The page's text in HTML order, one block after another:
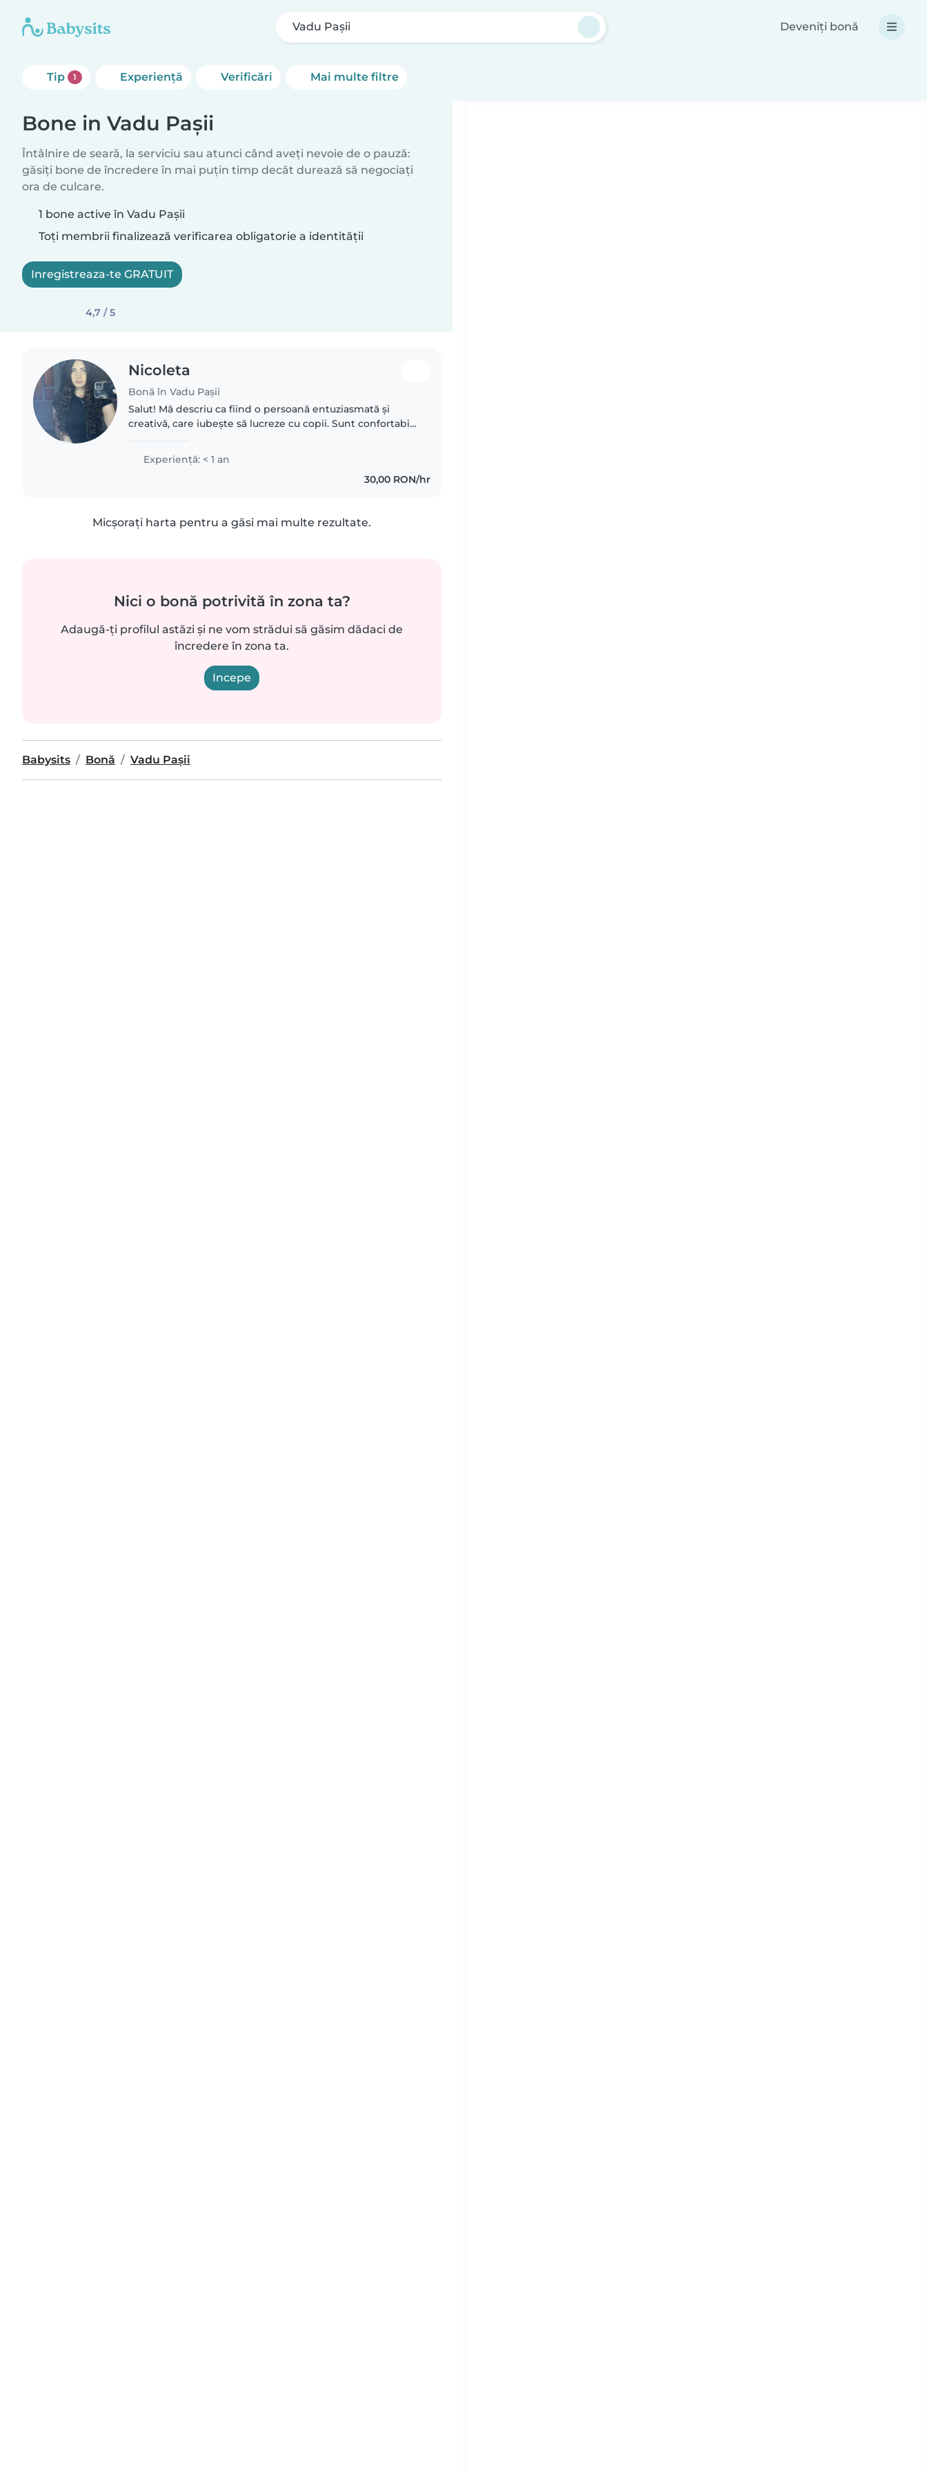
Vadu Paşii Deveniți bonă
Tip 1 Experienţă Verificări Mai multe filtre
Bone in Vadu Paşii
Întâlnire de seară, la serviciu sau atunci când aveți nevoie de o pauză:
găsiți bone de încredere în mai puțin timp decât durează să negociați
ora de culcare.
1 bone active în Vadu Paşii
Toți membrii finalizează verificarea obligatorie a identității
Inregistreaza-te GRATUIT
4,7 / 5
Nicoleta
Bonă în Vadu Paşii
Salut! Mă descriu ca fiind o persoană entuziasmată și
creativă, care iubește să lucreze cu copii. Sunt confortabilă
Experienţă: < 1 an
30,00 RON/hr
Micșorați harta pentru a găsi mai multe rezultate.
Nici o bonă potrivită în zona ta?
Adaugă-ți profilul astăzi și ne vom strădui să găsim dădaci de
încredere în zona ta.
Incepe
Babysits Bonă Vadu Paşii